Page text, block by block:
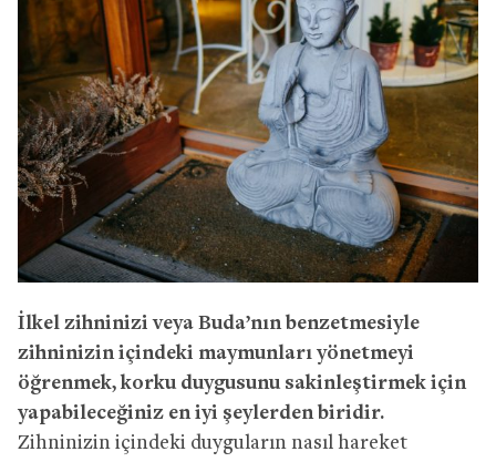
İlkel zihninizi veya Buda’nın benzetmesiyle
zihninizin içindeki maymunları yönetmeyi
öğrenmek, korku duygusunu sakinleştirmek için
yapabileceğiniz en iyi şeylerden biridir.
Zihninizin içindeki duyguların nasıl hareket